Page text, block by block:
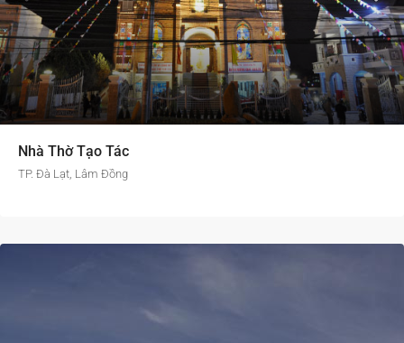
Nhà Thờ Tạo Tác
TP. Đà Lạt, Lâm Đồng